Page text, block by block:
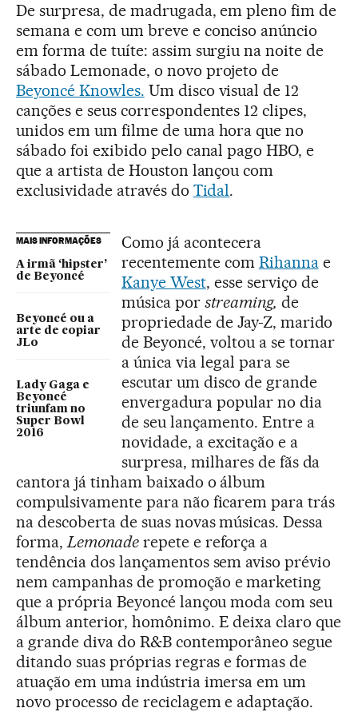
De surpresa, de madrugada, em pleno fim de
semana e com um breve e conciso anúncio
em forma de tuíte: assim surgiu na noite de
sábado Lemonade, o novo projeto de
Beyoncé Knowles. Um disco visual de 12
canções e seus correspondentes 12 clipes,
unidos em um filme de uma hora que no
sábado foi exibido pelo canal pago HBO, e
que a artista de Houston lançou com
exclusividade através do Tidal.
MAIS INFORMAÇÕES
A irmã ‘hipster’
de Beyoncé
Beyoncé ou a
arte de copiar
JLo
Lady Gaga e
Beyoncé
triunfam no
Super Bowl
2016
Como já acontecera
recentemente com Rihannae
Kanye West, esse serviço de
música por streaming, de
propriedade de Jay-Z, marido
de Beyoncé, voltou a se tornar
a única via legal para se
escutar um disco de grande
envergadura popular no dia
de seu lançamento. Entre a
novidade, a excitação e a
surpresa, milhares de fãs da
cantora já tinham baixado o álbum
compulsivamente para não ficarem para trás
na descoberta de suas novas músicas. Dessa
forma,Lemonaderepete e reforça a
tendência dos lançamentos sem aviso prévio
nem campanhas de promoção e marketing
que a própria Beyoncé lançou moda com seu
álbum anterior, homônimo. E deixa claro que
a grande diva do R&B contemporâneo segue
ditando suas próprias regras e formas de
atuação em uma indústria imersa em um
novo processo de reciclagem e adaptação.